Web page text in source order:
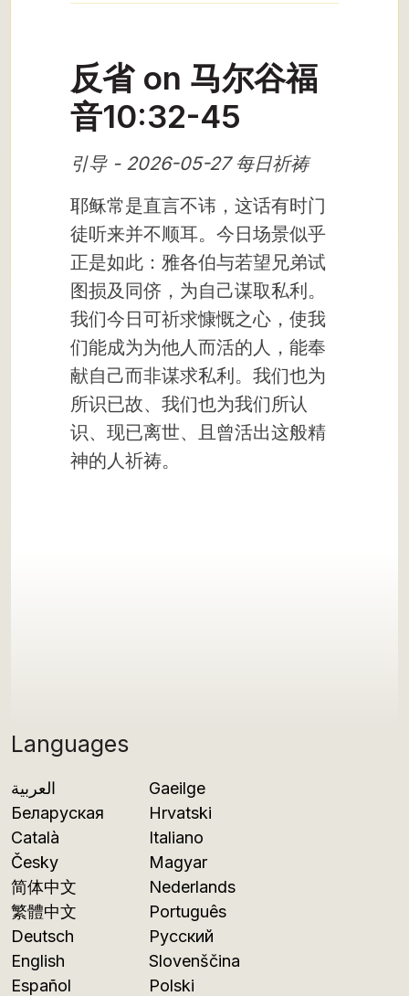
Languages
العربية
Беларуская
Català
Česky
简体中文
繁體中文
Deutsch
English
Español
Gaeilge
Hrvatski
Italiano
Magyar
Nederlands
Português
Русский
Slovenščina
Polski
反省 on 马尔谷福
音10:32-45
引导 - 2026-05-27 每日祈祷
耶稣常是直言不讳，这话有时门
徒听来并不顺耳。今日场景似乎
正是如此：雅各伯与若望兄弟试
图损及同侪，为自己谋取私利。
我们今日可祈求慷慨之心，使我
们能成为为他人而活的人，能奉
献自己而非谋求私利。我们也为
所识已故、我们也为我们所认
识、现已离世、且曾活出这般精
神的人祈祷。